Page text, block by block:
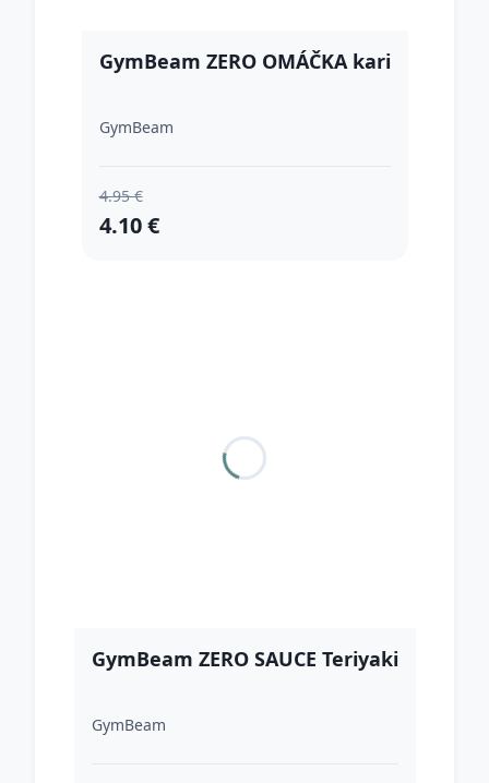
GymBeam ZERO OMÁČKA kari
GymBeam
4.95 €
4.10 €
GymBeam ZERO SAUCE Teriyaki
GymBeam